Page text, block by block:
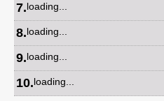
7.loading...
8.loading...
9.loading...
10.loading...